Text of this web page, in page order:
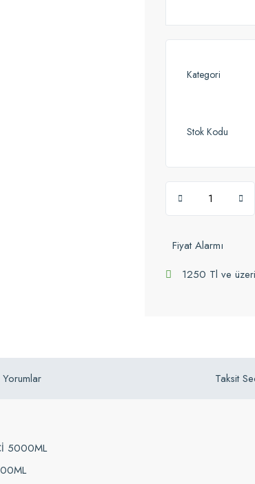
Kategori
Stok Kodu
Fiyat Alarmı
1250 Tl ve
Yorumlar Taksit
5000ML